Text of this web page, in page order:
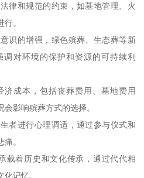
律和规范的约束，如墓地管理、火
。
识的增强，绿色殡葬、生态葬等新
对环境的保护和资源的可持续利
济成本，包括丧葬费用、墓地费用
影响殡葬方式的选择。
者进行心理调适，通过参与仪式和
。
载着历史和文化传承，通过代代相
记忆。